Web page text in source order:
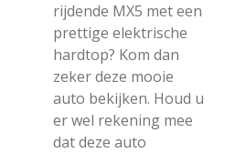
rijdende MX5 met een
prettige elektrische
hardtop? Kom dan
zeker deze mooie
auto bekijken. Houd u
er wel rekening mee
dat deze auto